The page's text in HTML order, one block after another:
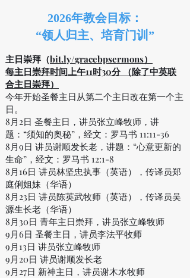
2026年教会目标：
“领人归主、培育门训”
主日崇拜（bit.ly/gracebpsermons）
每主日崇拜时间上午11时30分 （除了中英联
合主日崇拜）
今年开始圣餐主日从第二个主日改在第一个主
日。
8月2日 圣餐主日，讲员张立峰牧师，讲
题：“须知的奥秘”，经文：罗马书 11:11-36
8月9日 讲员谢顺发长老，讲题：“心意更新的
生命”，经文：罗马书 12:1-8
8月16日 讲员林坚忠执事（英语），传译员郑
庭俐姐妹（华语）
8月23日 讲员陈英武牧师（英语），传译员吴
源生长老（华语）
8月30日 青年主日崇拜，讲员张立峰牧师
9月6日 圣餐主日，讲员李法平牧师
9月13日 讲员张立峰牧师
9月20日 讲员谢顺发长老
9月27日 新神主日，讲员谢木水牧师